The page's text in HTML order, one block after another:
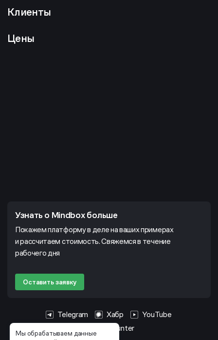
Мы обрабатываем данные
Клиенты
Цены
Узнать о Mindbox больше
Покажем платформу в деле на ваших примерах
и рассчитаем стоимость. Свяжемся в течение
рабочего дня
Оставить заявку
Telegram Хабр
YouTube
HeadHunter